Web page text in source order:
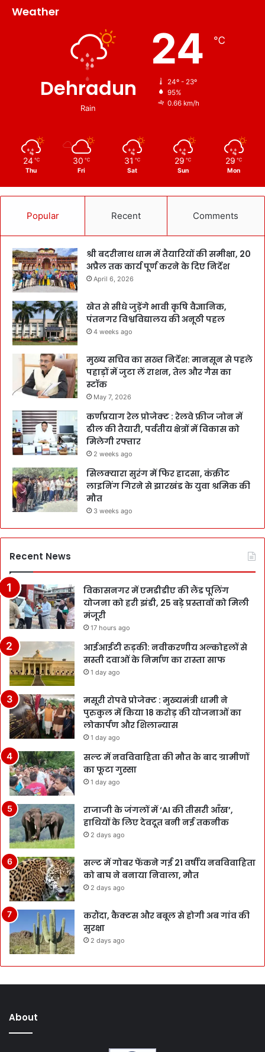
Weather
Dehradun
Rain
24 ℃
24º - 23º
95%
0.66 km/h
24 ℃
Thu
30 ℃
Fri
31 ℃
Sat
29 ℃
Sun
29 ℃
Mon
Popular Recent Comments
श्री बदरीनाथ धाम में तैयारियों की समीक्षा, 20
अप्रैल तक कार्य पूर्ण करने के दिए निर्देश
April 6, 2026
खेत से सीधे जुड़ेंगे भावी कृषि वैज्ञानिक,
पंतनगर विश्वविद्यालय की अनूठी पहल
4 weeks ago
मुख्य सचिव का सख्त निर्देश: मानसून से पहले
पहाड़ों में जुटा लें राशन, तेल और गैस का
स्टॉक
May 7, 2026
कर्णप्रयाग रेल प्रोजेक्ट : रेलवे फ्रीज जोन में
ढील की तैयारी, पर्वतीय क्षेत्रों में विकास को
मिलेगी रफ्तार
2 weeks ago
सिलक्यारा सुरंग में फिर हादसा, कंक्रीट
लाइनिंग गिरने से झारखंड के युवा श्रमिक की
मौत
3 weeks ago
Recent News
विकासनगर में एमडीडीए की लैंड पूलिंग
योजना को हरी झंडी, 25 बड़े प्रस्तावों को मिली
मंजूरी
17 hours ago
आईआईटी रुड़की: नवीकरणीय अल्कोहलों से
सस्ती दवाओं के निर्माण का रास्ता साफ
1 day ago
मसूरी रोपवे प्रोजेक्ट : मुख्‍यमंत्री धामी ने
पुरुकुल में किया 18 करोड़ की योजनाओं का
लोकार्पण और शिलान्यास
1 day ago
सल्ट में नवविवाहिता की मौत के बाद ग्रामीणों
का फूटा गुस्सा
1 day ago
राजाजी के जंगलों में ‘AI की तीसरी आँख’,
हाथियों के लिए देवदूत बनी नई तकनीक
2 days ago
सल्ट में गोबर फेंकने गई 21 वर्षीय नवविवाहिता
को बाघ ने बनाया निवाला, मौत
2 days ago
करौंदा, कैक्टस और बबूल से होगी अब गांव की
सुरक्षा
2 days ago
About